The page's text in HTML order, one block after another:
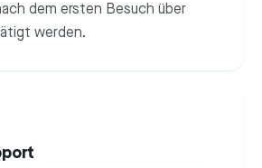
dem ersten Besuch über
werden.